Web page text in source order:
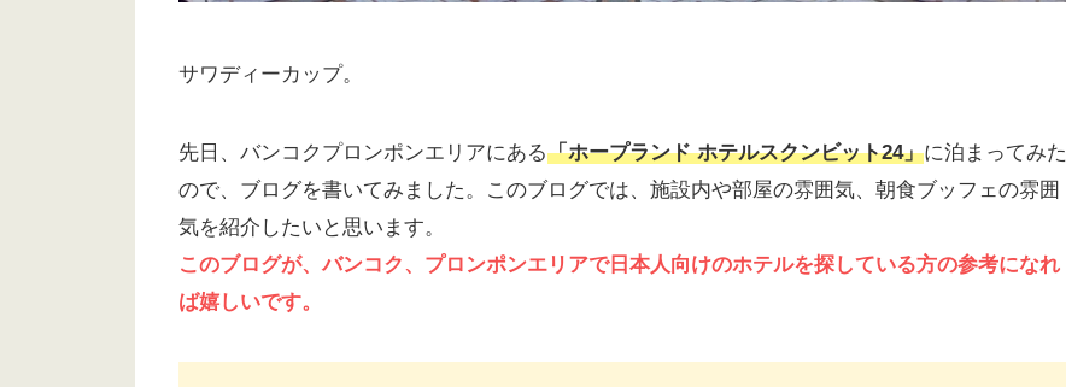
サワディーカップ。
先日、バンコクプロンポンエリアにある「ホープランド ホテルスクンビット24」に泊まってみた
ので、ブログを書いてみました。このブログでは、施設内や部屋の雰囲気、朝食ブッフェの雰囲
気を紹介したいと思います。
このブログが、バンコク、プロンポンエリアで日本人向けのホテルを探している方の参考になれ
ば嬉しいです。